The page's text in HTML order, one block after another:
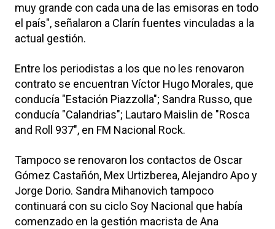
muy grande con cada una de las emisoras en todo
el país", señalaron a Clarín fuentes vinculadas a la
actual gestión.
Entre los periodistas a los que no les renovaron
contrato se encuentran Víctor Hugo Morales, que
conducía "Estación Piazzolla"; Sandra Russo, que
conducía "Calandrias"; Lautaro Maislin de "Rosca
and Roll 937", en FM Nacional Rock.
Tampoco se renovaron los contactos de Oscar
Gómez Castañón, Mex Urtizberea, Alejandro Apo y
Jorge Dorio. Sandra Mihanovich tampoco
continuará con su ciclo Soy Nacional que había
comenzado en la gestión macrista de Ana